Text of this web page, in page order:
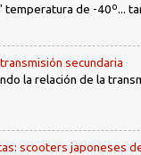
temperatura de -40º...
secundaria
la relación de la
scooters japoneses